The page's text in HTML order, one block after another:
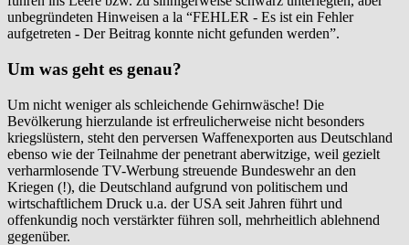
unbegründeten Hinweisen a la “FEHLER - Es ist ein Fehler
aufgetreten - Der Beitrag konnte nicht gefunden werden”.
Um was geht es genau?
Um nicht weniger als schleichende Gehirnwäsche! Die
Bevölkerung hierzulande ist erfreulicherweise nicht besonders
kriegslüstern, steht den perversen Waffenexporten aus Deutschland
ebenso wie der Teilnahme der penetrant aberwitzige, weil gezielt
verharmlosende TV-Werbung streuende Bundeswehr an den
Kriegen (!), die Deutschland aufgrund von politischem und
wirtschaftlichem Druck u.a. der USA seit Jahren führt und
offenkundig noch verstärkter führen soll, mehrheitlich ablehnend
gegenüber.